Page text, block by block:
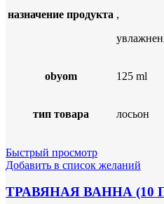
назначение продукта ,
obyom 125 ml
тип товара лосьон
Быстрый просмотр
Добавить в список желаний
ТРАВЯНАЯ ВАННА (10